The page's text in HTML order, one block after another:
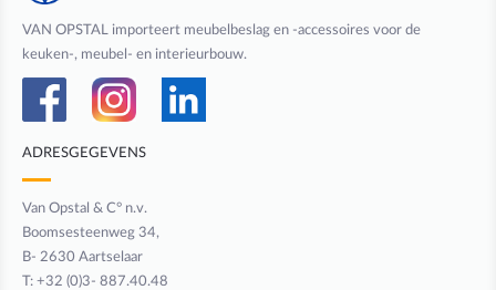
VAN OPSTAL importeert meubelbeslag en -accessoires voor de
keuken-, meubel- en interieurbouw.
ADRESGEGEVENS
Van Opstal & C° n.v.
Boomsesteenweg 34,
B- 2630 Aartselaar
T: +32 (0)3- 887.40.48